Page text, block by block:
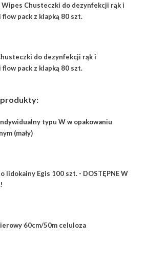
Chusteczki do dezynfekcji rąk i
pack z klapką 80 szt.
do dezynfekcji rąk i
pack z klapką 80 szt.
produkty:
typu W w opakowaniu
(mały)
lidokainy Egis 100 szt. - DOSTĘPNE W
60cm/50m celuloza